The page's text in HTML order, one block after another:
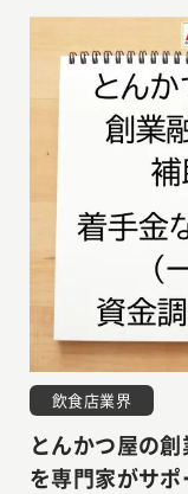
とんかつ屋の
を専門家がサポ
飲食店業界